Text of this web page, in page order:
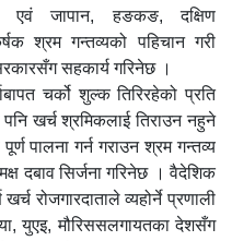
एवं जापान, हङकङ, दक्षिण
श्रम गन्तव्यको पहिचान गरी
सहकार्य गरिनेछ ।
चर्को शुल्क तिरिरहेको प्रति
पनि खर्च श्रमिकलाई तिराउन नहुने
पालना गर्न गराउन श्रम गन्तव्य
दबाव सिर्जना गरिनेछ । वैदेशिक
रोजगारदाताले व्यहोर्ने प्रणाली
युएइ, मौरिससलगायतका देशसँग